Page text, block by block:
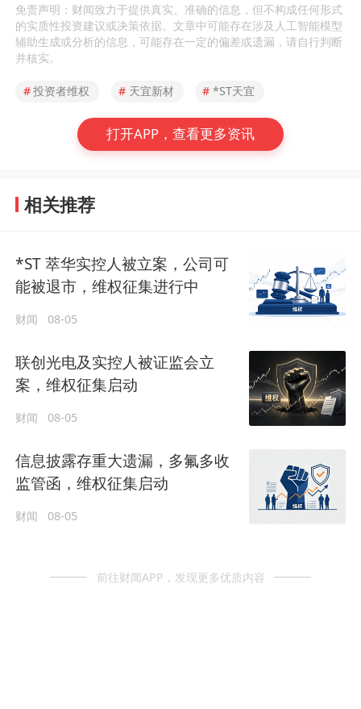
免责声明：财闻致力于提供真实、准确的信息，但不构成任何形式
的实质性投资建议或决策依据。文章中可能存在涉及人工智能模型
辅助生成或分析的信息，可能存在一定的偏差或遗漏，请自行判断
并核实。
#投资者维权 # 天宜新材 # *ST天宜
打开APP，查看更多资讯
相关推荐
*ST 萃华实控人被立案，公司可
能被退市，维权征集进行中
财闻 08-05
联创光电及实控人被证监会立
案，维权征集启动
财闻 08-05
信息披露存重大遗漏，多氟多收
监管函，维权征集启动
财闻 08-05
前往财闻APP，发现更多优质内容